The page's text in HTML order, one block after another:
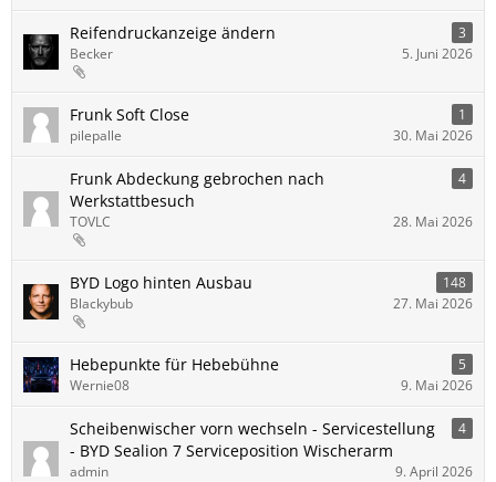
Reifendruckanzeige ändern
3
Becker
5. Juni 2026
Frunk Soft Close
1
pilepalle
30. Mai 2026
Frunk Abdeckung gebrochen nach
Werkstattbesuch
4
TOVLC 28. Mai 2026
BYD Logo hinten Ausbau
148
Blackybub
27. Mai 2026
Hebepunkte für Hebebühne
5
Wernie08
9. Mai 2026
Scheibenwischer vorn wechseln - Servicestellung
- BYD​ Sealion 7 Serviceposition Wischerarm
4
admin 9. April 2026